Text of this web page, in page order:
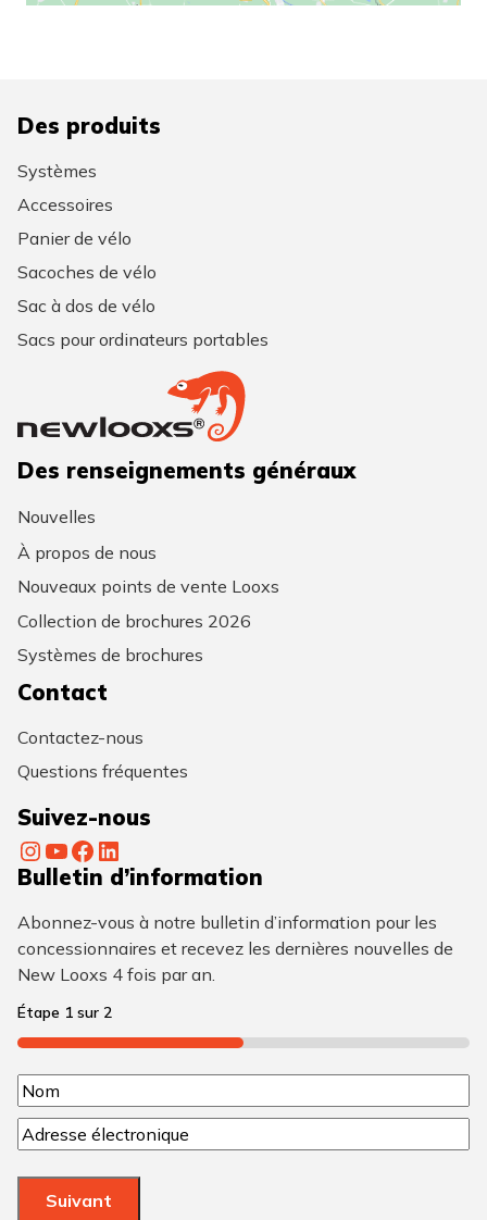
Des produits
Systèmes
Accessoires
Panier de vélo
Sacoches de vélo
Sac à dos de vélo
Sacs pour ordinateurs portables
Des renseignements généraux
Nouvelles
À propos de nous
Nouveaux points de vente Looxs
Collection de brochures 2026
Systèmes de brochures
Contact
Contactez-nous
Questions fréquentes
Suivez-nous
InstagramYouTube Facebook LinkedIn
Bulletin d’information
Abonnez-vous à notre bulletin d’information pour les
concessionnaires et recevez les dernières nouvelles de
New Looxs 4 fois par an.
Étape 1 sur 2
50%
N
o
m
N
o
m
C
o
u
Suivant